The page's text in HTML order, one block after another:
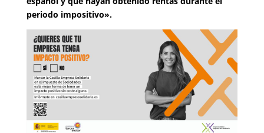
periodo impositivo».